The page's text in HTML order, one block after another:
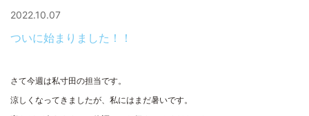
2022.10.07
ついに始まりました！！
さて今週は私寸田の担当です。
涼しくなってきましたが、私にはまだ暑いです。